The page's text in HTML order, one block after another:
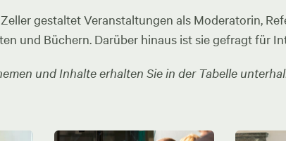
gestaltet Veranstaltungen als Moderatorin,
und Büchern. Darüber hinaus ist sie gefragt für
und Inhalte erhalten Sie in der Tabelle